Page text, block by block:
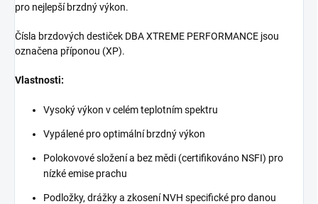
pro nejlepší brzdný výkon.
Čísla brzdových destiček DBA XTREME PERFORMANCE jsou
označena příponou (XP).
Vlastnosti:
Vysoký výkon v celém teplotním spektru
Vypálené pro optimální brzdný výkon
Polokovové složení a bez mědi (certifikováno NSFI) pro
nízké emise prachu
Podložky, drážky a zkosení NVH specifické pro danou